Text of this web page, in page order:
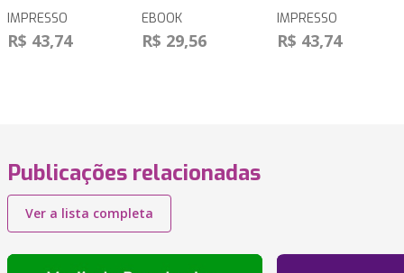
IMPRESSO
R$ 43,74
EBOOK
R$ 29,56
IMPRESSO
R$ 43,74
Publicações relacionadas
Ver a lista completa